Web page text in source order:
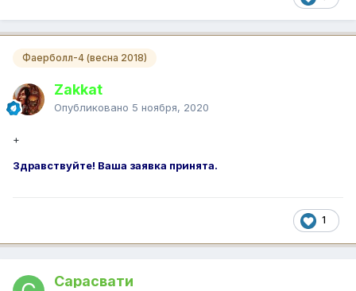
Фаерболл-4 (весна 2018)
Zakkat
Опубликовано 5 ноября, 2020
+
Здравствуйте! Ваша заявка принята.
1
Сарасвати